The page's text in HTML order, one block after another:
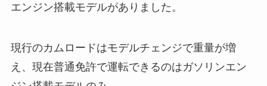
エンジン搭載モデルがありました。
現行のカムロードはモデルチェンジで重量が増
え、現在普通免許で運転できるのはガソリンエン